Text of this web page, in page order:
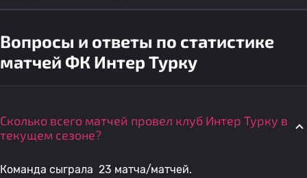
Вопросы и ответы по статистике
матчей ФК Интер Турку
Сколько всего матчей провел клуб Интер Турку в
текущем сезоне?
Команда сыграла 23 матча/матчей.